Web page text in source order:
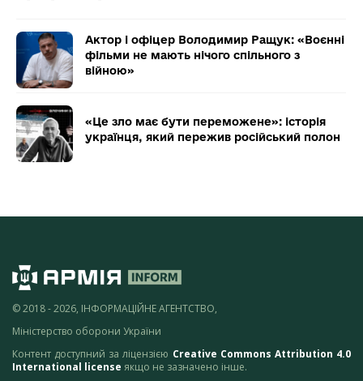
Актор і офіцер Володимир Ращук: «Воєнні
фільми не мають нічого спільного з
війною»
«Це зло має бути переможене»: історія
українця, який пережив російський полон
© 2018 - 2026, ІНФОРМАЦІЙНЕ АГЕНТСТВО,
Міністерство оборони України
Контент доступний за ліцензією Creative Commons Attribution 4.0
International license якщо не зазначено інше.